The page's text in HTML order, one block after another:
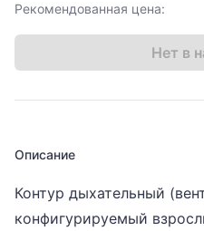
Рекомендованная цена:
Нет в
Описание
Контур дыхательный
конфигурируемый